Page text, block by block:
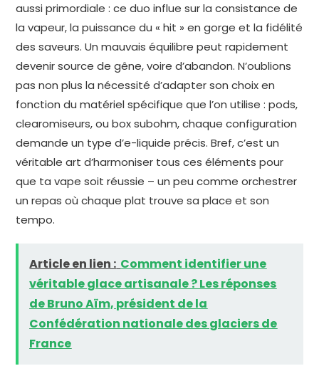
aussi primordiale : ce duo influe sur la consistance de
la vapeur, la puissance du « hit » en gorge et la fidélité
des saveurs. Un mauvais équilibre peut rapidement
devenir source de gêne, voire d’abandon. N’oublions
pas non plus la nécessité d’adapter son choix en
fonction du matériel spécifique que l’on utilise : pods,
clearomiseurs, ou box subohm, chaque configuration
demande un type d’e-liquide précis. Bref, c’est un
véritable art d’harmoniser tous ces éléments pour
que ta vape soit réussie – un peu comme orchestrer
un repas où chaque plat trouve sa place et son
tempo.
Article en lien : Comment identifier une
véritable glace artisanale ? Les réponses
de Bruno Aïm, président de la
Confédération nationale des glaciers de
France